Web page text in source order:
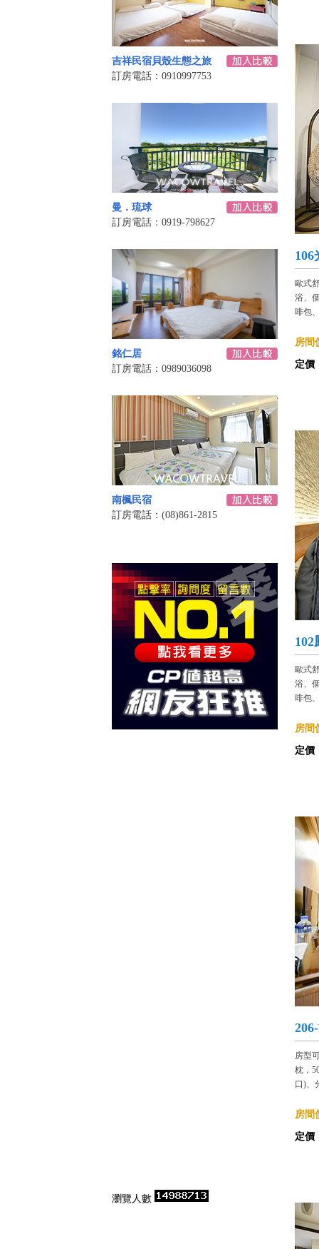
吉祥民宿貝殼生態之旅
訂房電話：0910997753
曼．琉球
訂房電話：0919-798627
銘仁居
訂房電話：0989036098
南楓民宿
訂房電話：(08)861-2815
瀏覽人數
歐式
浴、
啡包
房間
定價
102
歐式
浴、
啡包
房間
定價
房型
枕，
口)、
房間
定價